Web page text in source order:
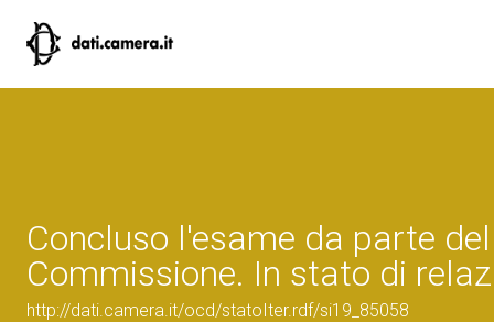
Concluso l'esame da parte
Commissione. In stato di
http://dati.camera.it/ocd/statoIter.rdf/si19_85058